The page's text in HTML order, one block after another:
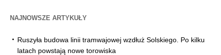
NAJNOWSZE ARTYKUŁY
Ruszyła budowa linii tramwajowej wzdłuż Solskiego. Po kilku
latach powstają nowe torowiska